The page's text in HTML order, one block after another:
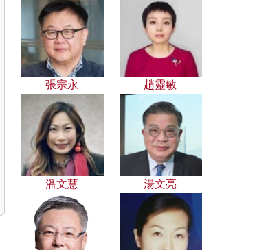
張宗永 趙靈敏
潘文慧 湯文亮